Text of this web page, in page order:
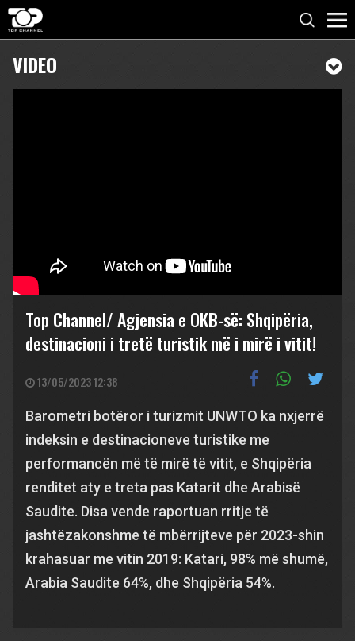
VIDEO
Top Channel/ Agjensia e OKB-së: Shqipëria,
destinacioni i tretë turistik më i mirë i vitit!
13/05/2023 12:38
Barometri botëror i turizmit UNWTO ka nxjerrë
indeksin e destinacioneve turistike me
performancën më të mirë të vitit, e Shqipëria
renditet aty e treta pas Katarit dhe Arabisë
Saudite. Disa vende raportuan rritje të
jashtëzakonshme të mbërrijteve për 2023-shin
krahasuar me vitin 2019: Katari, 98% më shumë,
Arabia Saudite 64%, dhe Shqipëria 54%.